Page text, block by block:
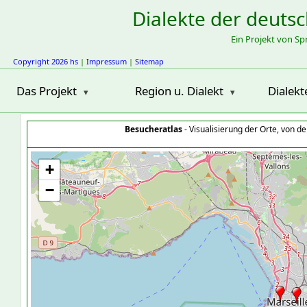
Dialekte der
Ein Projekt von
Copyright 2026 hs | Impressum | Sitemap
Das Projekt Region u. Dialekt
Besucheratlas- Visualisierung der Orte, von
+
−